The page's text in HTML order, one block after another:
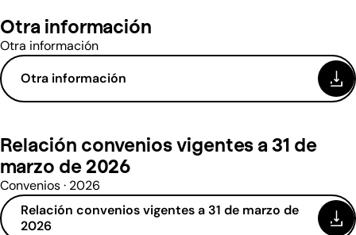
Otra información
Otra información
Otra información
(se abre en una nueva ventana)
Relación convenios vigentes a 31 de
marzo de 2026
Convenios · 2026
Relación convenios vigentes a 31 de marzo de
2026
(se abre en una nueva ventana)